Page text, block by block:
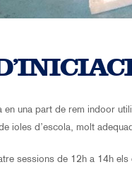
en una part de rem indoor
ioles d’escola, molt
sessions de 12h a 14h els